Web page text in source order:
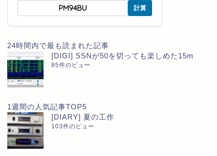
計算
24時間内で最も読まれた記事
[DIGI] SSNが50を切っても楽しめた15m
85件のビュー
1週間の人気記事TOP5
[DIARY] 夏の工作
103件のビュー